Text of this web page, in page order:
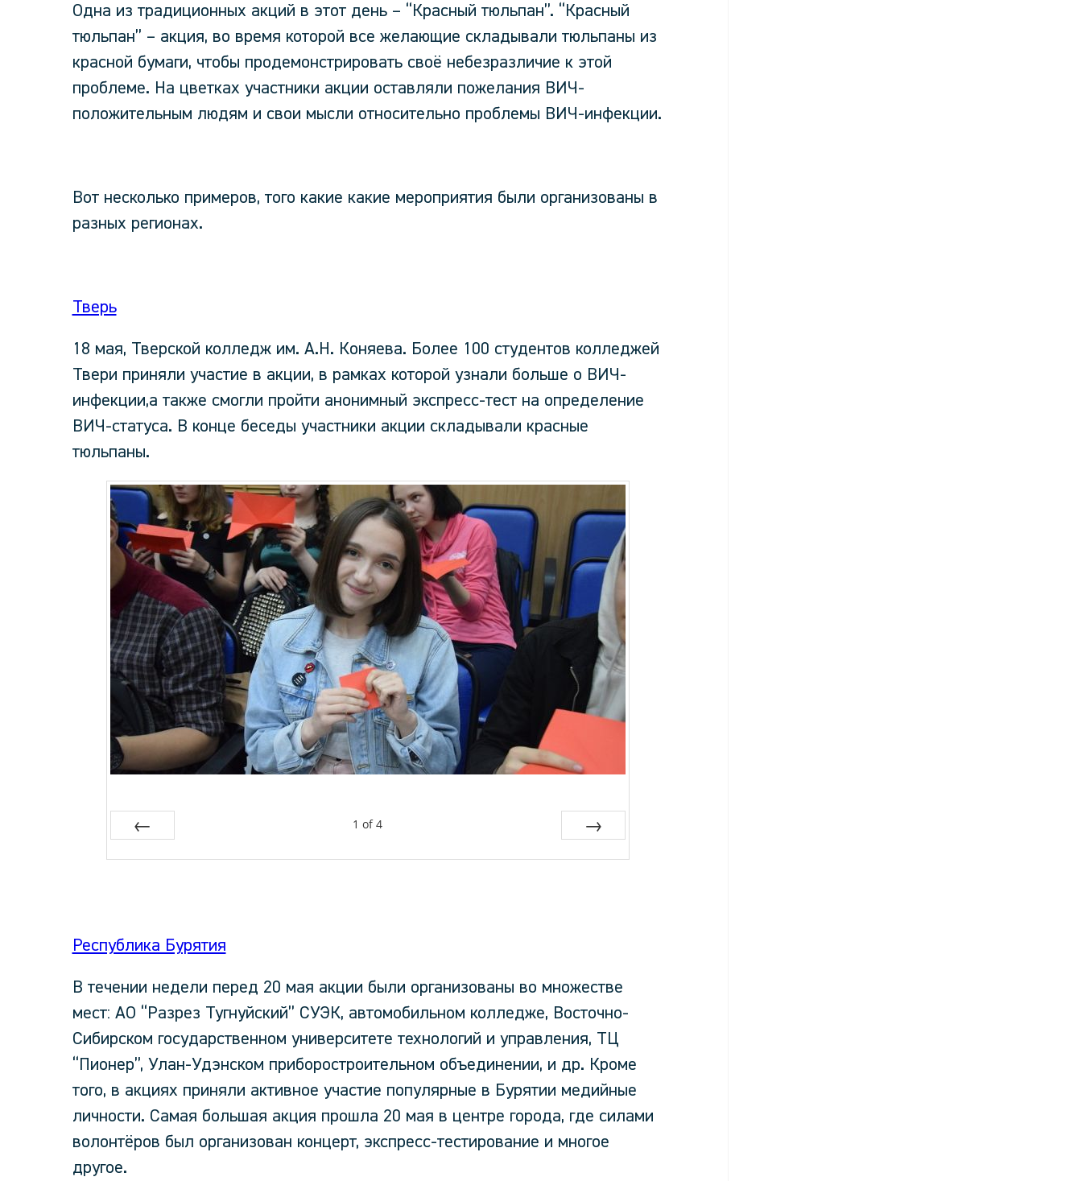
Одна из традиционных акций в этот день – “Красный тюльпан”. “Красный
тюльпан” – акция, во время которой все желающие складывали тюльпаны из
красной бумаги, чтобы продемонстрировать своё небезразличие к этой
проблеме. На цветках участники акции оставляли пожелания ВИЧ-
положительным людям и свои мысли относительно проблемы ВИЧ-инфекции.
Вот несколько примеров, того какие какие мероприятия были организованы в
разных регионах.
Тверь
18 мая, Тверской колледж им. А.Н. Коняева. Более 100 студентов колледжей
Твери приняли участие в акции, в рамках которой узнали больше о ВИЧ-
инфекции,а также смогли пройти анонимный экспресс-тест на определение
ВИЧ-статуса. В конце беседы участники акции складывали красные
тюльпаны.
1 of 4
Республика Бурятия
В течении недели перед 20 мая акции были организованы во множестве
мест: АО “Разрез Тугнуйский” СУЭК, автомобильном колледже, Восточно-
Сибирском государственном университете технологий и управления, ТЦ
“Пионер”, Улан-Удэнском приборостроительном объединении, и др. Кроме
того, в акциях приняли активное участие популярные в Бурятии медийные
личности. Самая большая акция прошла 20 мая в центре города, где силами
волонтёров был организован концерт, экспресс-тестирование и многое
другое.